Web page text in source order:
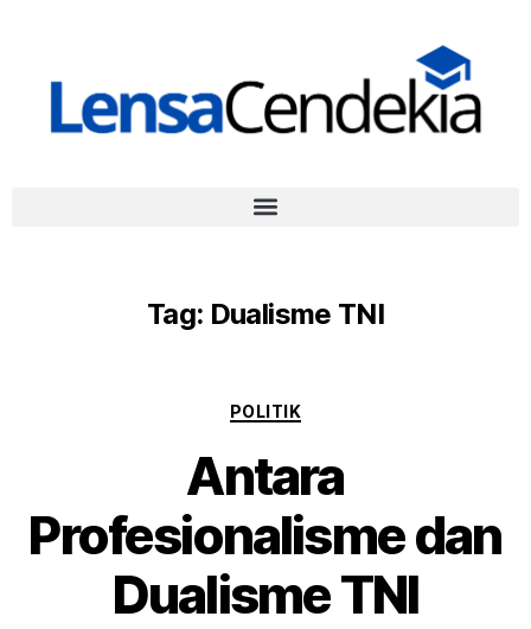
Tag: Dualisme TNI
POLITIK
Antara
Profesionalisme dan
Dualisme TNI